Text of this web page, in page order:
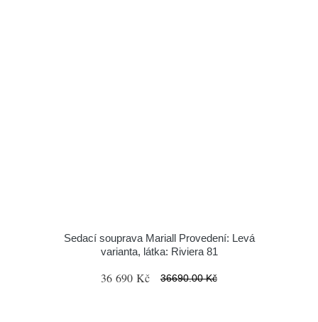
Sedací souprava Mariall Provedení: Levá
varianta, látka: Riviera 81
36 690 Kč 36690.00 Kč